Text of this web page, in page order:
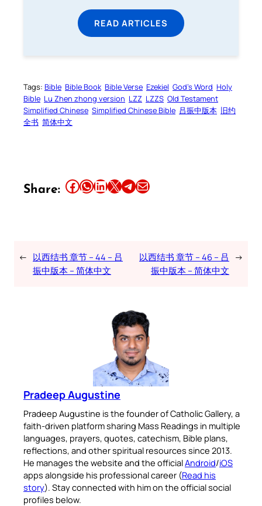
READ ARTICLES
Tags: Bible Bible Book Bible Verse Ezekiel God’s Word Holy
Bible Lu Zhen zhong version LZZ LZZS Old Testament
Simplified Chinese Simplified Chinese Bible 吕振中版本 旧约
全书 简体中文
Share: Share this article on Facebook Share this article on WhatsApp Share this article on LinkedIn Share this article on X Share this article on TelegramEmail this Article
← 以西结书 章节 – 44 – 吕
振中版本 – 简体中文
以西结书 章节 – 46 – 吕
振中版本 – 简体中文
→
Pradeep Augustine
Pradeep Augustine is the founder of Catholic Gallery, a
faith-driven platform sharing Mass Readings in multiple
languages, prayers, quotes, catechism, Bible plans,
reflections, and other spiritual resources since 2013.
He manages the website and the officialAndroid/iOS
apps alongside his professional career (Read his
story). Stay connected with him on the official social
profiles below.